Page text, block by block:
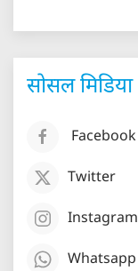
सोसल मिडिया
Facebook
Twitter
Instagram
Whatsapp